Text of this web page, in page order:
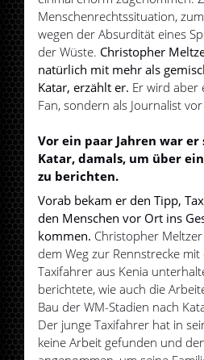
Menschenrechtssituation,
wegen der Absurdität eines
der Wüste. Christopher
natürlich mit mehr als
Katar, erzählt er. Er wird aber
Fan, sondern als Journalist
Vor ein paar Jahren war
Katar, damals, um über
zu berichten.
Vorab bekam er den Tipp,
den Menschen vor Ort ins
kommen. Christopher
dem Weg zur Rennstrecke
Taxifahrer aus Kenia
berichtete, wie auch die
Bau der WM-Stadien nach
Der junge Taxifahrer hat in
keine Arbeit gefunden und